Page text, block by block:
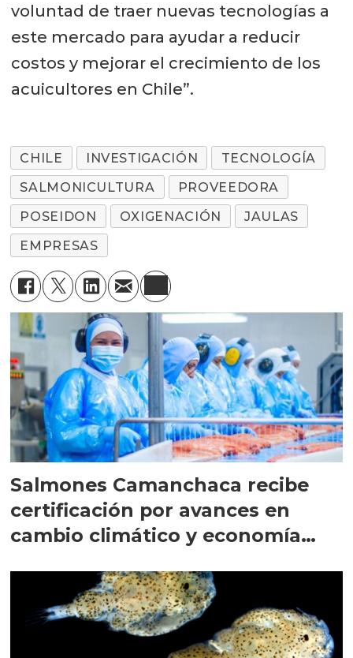
voluntad de traer nuevas tecnologías a
este mercado para ayudar a reducir
costos y mejorar el crecimiento de los
acuicultores en Chile”.
CHILE INVESTIGACIÓN
TECNOLOGÍA
SALMONICULTURA
PROVEEDORA
POSEIDON
OXIGENACIÓN
JAULAS
EMPRESAS
Salmones Camanchaca recibe
certificación por avances en
cambio climático y economía